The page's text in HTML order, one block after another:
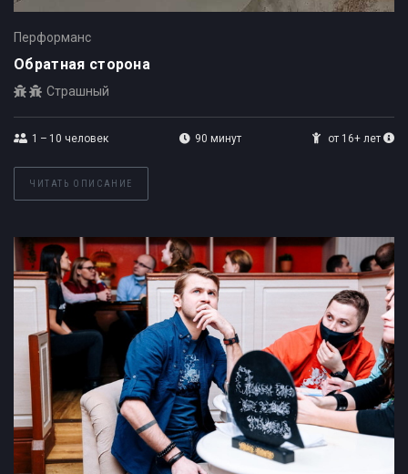
Перформанс
Обратная сторона
Страшный
1 – 10 человек 90 минут от 16+ лет
ЧИТАТЬ ОПИСАНИЕ